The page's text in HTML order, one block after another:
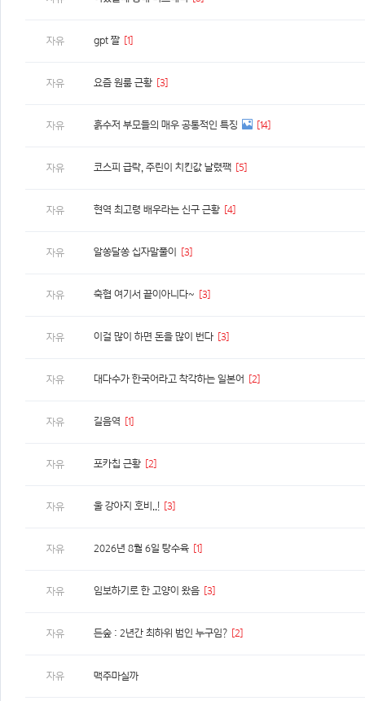
자유 gpt 짤 [1]
자유 요즘 원룸 근황 [3]
자유 흙수저 부모들의 매우 공통적인 특징 [14]
자유 코스피 급락, 주린이 치킨값 날렸짹 [5]
자유 현역 최고령 배우라는 신구 근황 [4]
자유 알쏭달쏭 십자말풀이 [3]
자유 축협 여기서 끝이아니다~ [3]
자유 이걸 많이 하면 돈을 많이 번다 [3]
자유 대다수가 한국어라고 착각하는 일본어 [2]
자유 길음역 [1]
자유 포카칩 근황 [2]
자유 울 강아지 호비..! [3]
자유 2026년 8월 6일 탕수육 [1]
자유 임보하기로 한 고양이 왔음 [3]
자유 든숲 : 2년간 최하위 범인 누구임? [2]
자유 맥주마실까